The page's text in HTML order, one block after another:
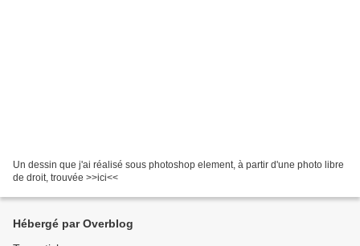
Un dessin que j'ai réalisé sous photoshop element, à partir d'une photo libre
de droit, trouvée >>ici<<
Hébergé par Overblog